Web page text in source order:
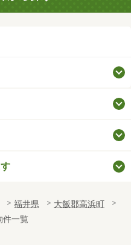
福井県
大飯郡高浜町
件一覧